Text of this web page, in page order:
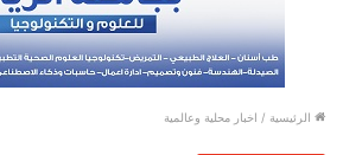
الرئيسية / اخبار محلية وعالمية